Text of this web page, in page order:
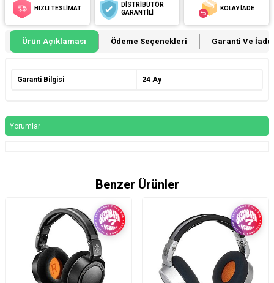
HIZLI TESLİMAT
DİSTRİBÜTÖR
GARANTİLİ
KOLAY İADE
Ürün Açıklaması Ödeme Seçenekleri Garanti Ve İade
Garanti Bilgisi 24 Ay
Yorumlar
Benzer Ürünler